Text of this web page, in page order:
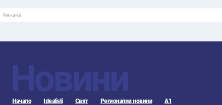
Реклама
Новини
Начало Idealisti Свят Регионални новини А1